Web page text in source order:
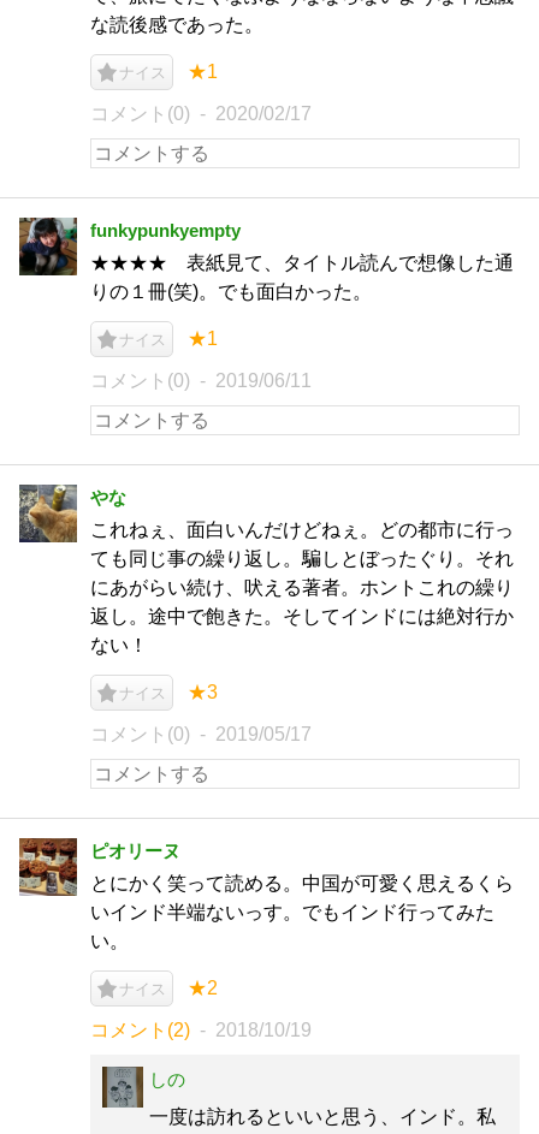
な読後感であった。
ナイス ★1
コメント(0) 2020/02/17
funkypunkyempty
★★★★ 表紙見て、タイトル読んで想像した通
りの１冊(笑)。でも面白かった。
ナイス ★1
コメント(0) 2019/06/11
やな
これねぇ、面白いんだけどねぇ。どの都市に行っ
ても同じ事の繰り返し。騙しとぼったぐり。それ
にあがらい続け、吠える著者。ホントこれの繰り
返し。途中で飽きた。そしてインドには絶対行か
ない！
ナイス ★3
コメント(0) 2019/05/17
ピオリーヌ
とにかく笑って読める。中国が可愛く思えるくら
いインド半端ないっす。でもインド行ってみた
い。
ナイス ★2
コメント(2) 2018/10/19
しの
一度は訪れるといいと思う、インド。私